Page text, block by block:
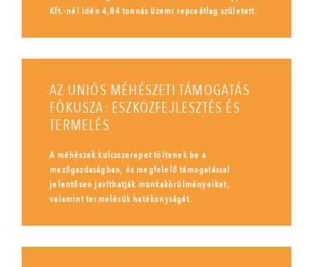
Kft.-nél idén 4,84 tonnás üzemi repceátlag született.
AZ UNIÓS MÉHÉSZETI TÁMOGATÁS
FÓKUSZA: ESZKÖZFEJLESZTÉS ÉS
TERMELÉS
A méhészek kulcsszerepet töltenek be a
mezőgazdaságban, és megfelelő támogatással
jelentősen javíthatják munkakörülményeiket,
valamint termelésük hatékonyságát.